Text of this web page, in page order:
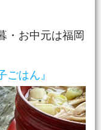
・お中元は福岡
はん』